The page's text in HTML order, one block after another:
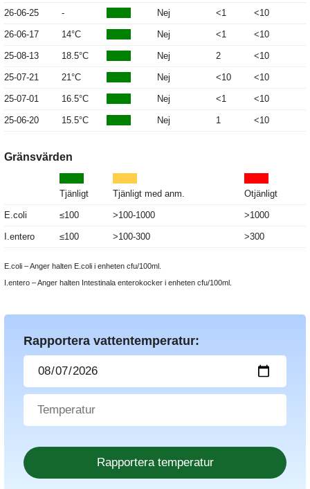
26-06-25 - Nej <1 <10
26-06-17 14°C Nej <1 <10
25-08-13 18.5°C Nej 2 <10
25-07-21 21°C Nej <10 <10
25-07-01 16.5°C Nej <1 <10
25-06-20 15.5°C Nej 1 <10
Gränsvärden
Tjänligt Tjänligt med anm. Otjänligt
E.coli ≤100 >100-1000 >1000
I.entero ≤100 >100-300 >300
E.coli – Anger halten E.coli i enheten cfu/100ml.
I.entero – Anger halten Intestinala enterokocker i enheten cfu/100ml.
Rapportera vattentemperatur: